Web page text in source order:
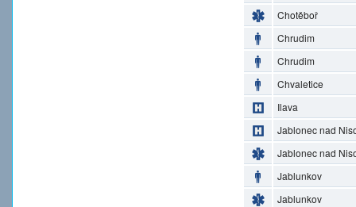
Chotěboř
Chrudim
Chrudim
Chvaletice
Ilava
Jablonec nad
Jablonec nad
Jablunkov
Jablunkov